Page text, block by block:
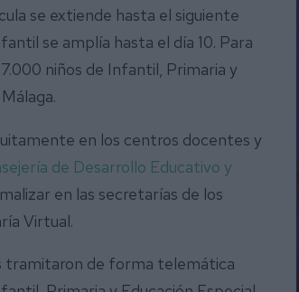
se extiende hasta el siguiente
se amplía hasta el día 10. Para
niños de Infantil, Primaria y
en los centros docentes y
de Desarrollo Educativo y
en las secretarías de los
Virtual.
tramitaron de forma telemática